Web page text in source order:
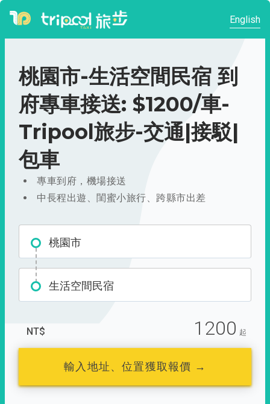
English
桃園市-生活空間民宿 到
府專車接送: $1200/車-
Tripool旅步-交通|接駁|
包車
專車到府，機場接送
中長程出遊、閨蜜小旅行、跨縣市出差
桃園市
生活空間民宿
NT$ 1200 起
輸入地址、位置獲取報價 →